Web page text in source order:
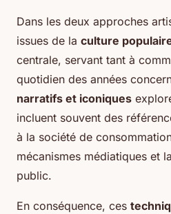
Dans les deux approches
issues de la culture
centrale, servant tant à
quotidien des années
narratifs et iconiques
incluent souvent des
à la société de
mécanismes médiatiques et
public.
En conséquence, ces